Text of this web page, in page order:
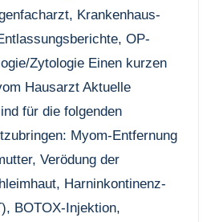
Krankenhaus-
OP-
Zytologie Einen kurzen
Hausarzt Aktuelle
für die folgenden
Myom-Entfernung
Verödung der
Harninkontinenz-
BOTOX-Injektion,